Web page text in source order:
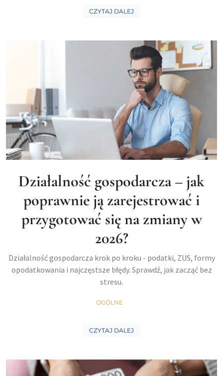
CZYTAJ DALEJ
Działalność gospodarcza – jak
poprawnie ją zarejestrować i
przygotować się na zmiany w
2026?
Działalność gospodarcza krok po kroku - podatki, ZUS, formy
opodatkowania i najczęstsze błędy. Sprawdź, jak zacząć bez
stresu.
OGÓLNE
CZYTAJ DALEJ